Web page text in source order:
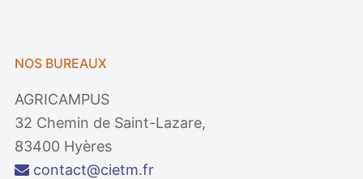
NOS BUREAUX
AGRICAMPUS
32 Chemin de Saint-Lazare,
83400 Hyères
contact@cietm.fr